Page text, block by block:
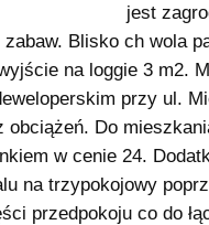
jest
Blisko ch wola
na loggie 3 m2.
przy ul.
obciążeń. Do
w cenie 24.
na trzypokojowy
przedpokoju co do